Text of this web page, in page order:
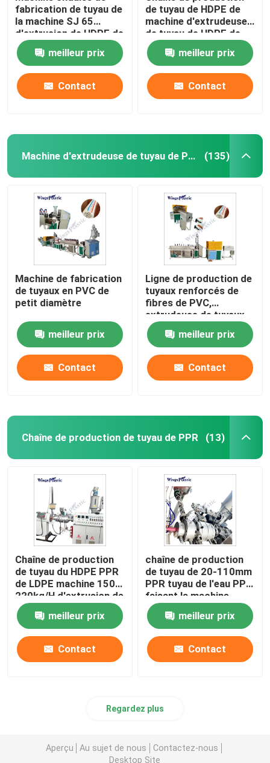
fabrication de tuyau de
la machine SJ 65
d'extrusion de HDPE de
la CE
meilleur prix
Contact
de tuyau de HDPE de
machine d'extrudeuse
de tuyau de HDPE de
PPR 16-63mm
meilleur prix
Contact
Machine d'extrudeuse de tuyau de PVC (135)
Machine de fabrication
de tuyaux en PVC de
petit diamètre
meilleur prix
Contact
Ligne de production de
tuyaux renforcés de
fibres de PVC,
extrudeuse de tuyaux
souples, fabrication de
tuyaux de jardin
meilleur prix
Contact
Chaîne de production de tuyau de PPR (13)
Chaîne de production
de tuyau du HDPE PPR
de LDPE machine 150-
220kg/H d'extrusion de
tuyau de PPR
meilleur prix
Contact
chaîne de production
de tuyau de 20-110mm
PPR tuyau de l'eau PPR
faisant la machine
meilleur prix
Contact
Regardez plus
Aperçu Au sujet de nous
Contactez-nous
Desktop Site